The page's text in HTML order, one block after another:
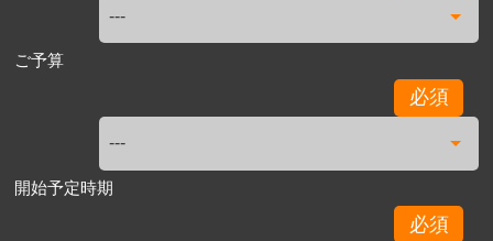
ご予算
必須
開始予定時期
必須